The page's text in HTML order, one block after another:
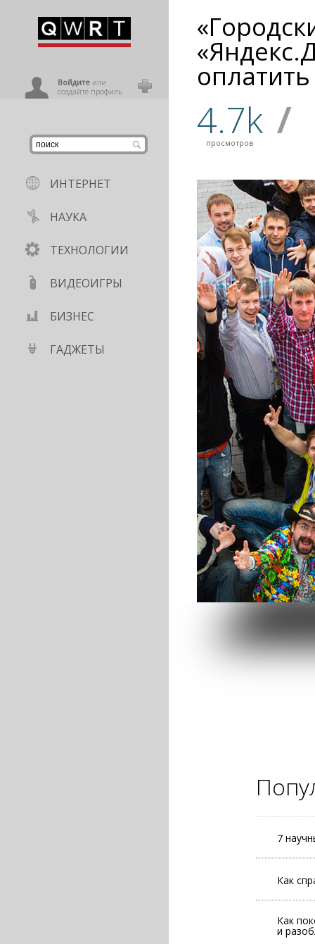
Войдитеили
создайте профиль
ИНТЕРНЕТ
НАУКА
ТЕХНОЛОГИИ
ВИДЕОИГРЫ
БИЗНЕС
ГАДЖЕТЫ
оплатить
4.7k
просмотров /
7
Как
Как
и